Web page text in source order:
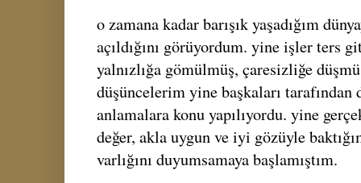
o zamana kadar barışık yaşadığım
açıldığını görüyordum. yine işler ters
yalnızlığa gömülmüş, çaresizliğe
düşüncelerim yine başkaları
anlamalara konu yapılıyordu. yine
değer, akla uygun ve iyi gözüyle
varlığını duyumsamaya başlamıştım.